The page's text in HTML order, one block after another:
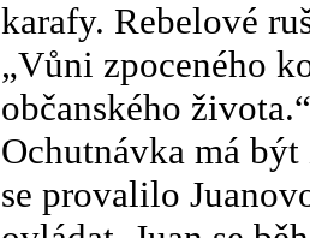
karafy. Rebelové
„Vůni zpoceného
občanského života.“
Ochutnávka má
se provalilo